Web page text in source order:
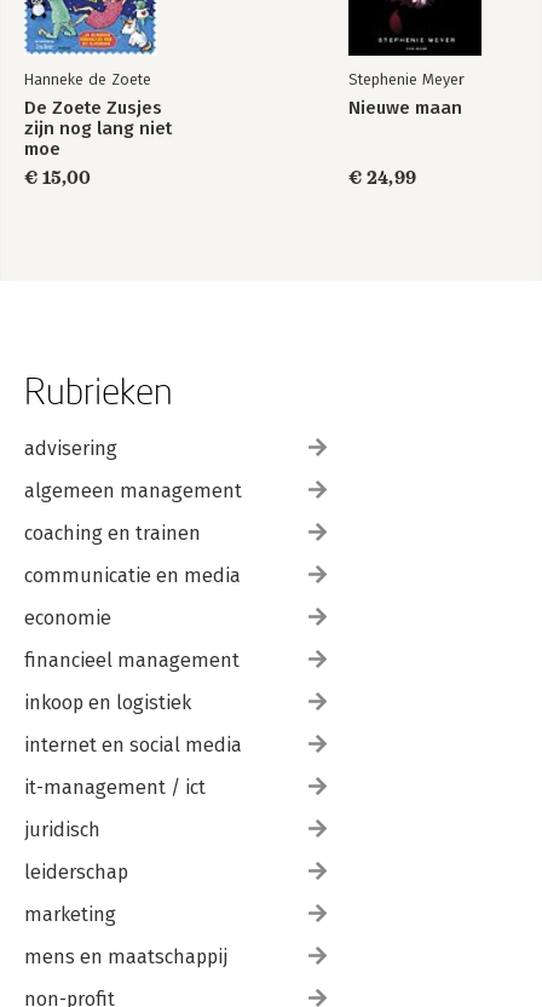
Hanneke de Zoete
De Zoete Zusjes
zijn nog lang niet
moe
€ 15,00
Stephenie Meyer
Nieuwe maan
€ 24,99
Rubrieken
advisering
algemeen management
coaching en trainen
communicatie en media
economie
financieel management
inkoop en logistiek
internet en social media
it-management / ict
juridisch
leiderschap
marketing
mens en maatschappij
non-profit